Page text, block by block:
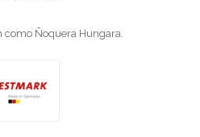
como Ñoquera Hungara.